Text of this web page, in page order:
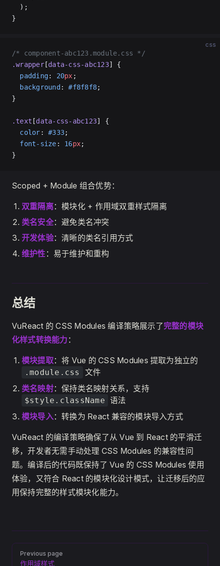
  );
}
css
/* component-abc123.module.css */
.wrapper[data-css-abc123] {
  padding
: 20px ;
  background
: #f8f8f8;
}
.text [data-css-abc123] {
  color
: #333;
  font-size
: 16px;
}
Scoped + Module 组合优势：
双重隔离：模块化 + 作用域双重样式隔离
类名安全：避免类名冲突
开发体验：清晰的类名引用方式
维护性 ：易于维护和重构
总结
VuReact 的 CSS Modules 编译策略展示了完整的模块
化样式转换能力 ：
模块提取：将 Vue 的 CSS Modules 提取为独立的
.module.css
文件
类名映射：保持类名映射关系，支持
$style.className 语法
模块导入：转换为 React 兼容的模块导入方式
VuReact 的编译策略确保了从 Vue 到 React 的平滑迁
移，开发者无需手动处理 CSS Modules 的兼容性问
题。编译后的代码既保持了 Vue 的 CSS Modules 使用
体验，又符合 React 的模块化设计模式，让迁移后的应
用保持完整的样式模块化能力。
Pager
Previous page
作用域样式